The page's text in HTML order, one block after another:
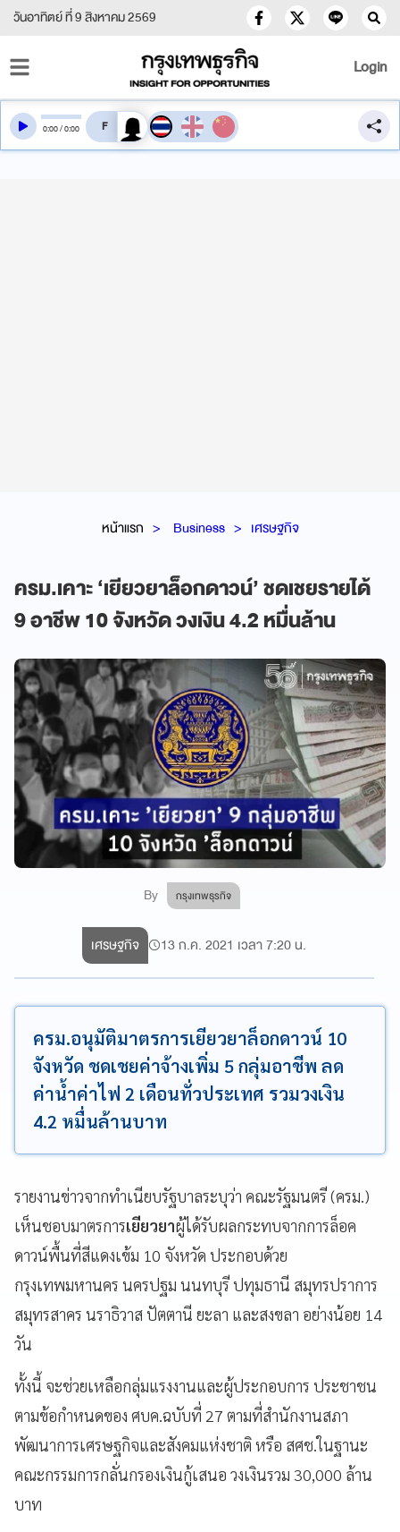
วันอาทิตย์ ที่ 9 สิงหาคม 2569
Login
หน้าแรก Business เศรษฐกิจ
ครม.เคาะ ‘เยียวยาล็อกดาวน์’ ชดเชยรายได้
9 อาชีพ 10 จังหวัด วงเงิน 4.2 หมื่นล้าน
By กรุงเทพธุรกิจ
0:00/0:00 สลับเสียงอ่าน
เศรษฐกิจ 13 ก.ค. 2021 เวลา 7:20 น.
ครม.อนุมัติมาตรการเยียวยาล็อกดาวน์ 10
จังหวัด ชดเชยค่าจ้างเพิ่ม 5 กลุ่มอาชีพ ลด
ค่าน้ำค่าไฟ 2 เดือนทั่วประเทศ รวมวงเงิน
4.2 หมื่นล้านบาท
รายงานข่าวจากทำเนียบรัฐบาลระบุว่า คณะรัฐมนตรี (ครม.)
เห็นชอบมาตรการเยียวยาผู้ได้รับผลกระทบจากการล็อค
ดาวน์พื้นที่สีแดงเข้ม 10 จังหวัด ประกอบด้วย
กรุงเทพมหานคร นครปฐม นนทบุรี ปทุมธานี สมุทรปราการ
สมุทรสาคร นราธิวาส ปัตตานี ยะลา และสงขลา อย่างน้อย 14
วัน
ทั้งนี้ จะช่วยเหลือกลุ่มแรงงานและผู้ประกอบการ ประชาชน
ตามข้อกำหนดของ ศบค.ฉบับที่ 27 ตามที่สำนักงานสภา
พัฒนาการเศรษฐกิจและสังคมแห่งชาติ หรือ สศช.ในฐานะ
คณะกรรมการกลั่นกรองเงินกู้เสนอ วงเงินรวม 30,000 ล้าน
บาท